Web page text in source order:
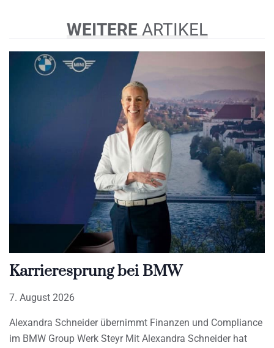
WEITEREARTIKEL
Karrieresprung bei BMW
7. August 2026
Alexandra Schneider übernimmt Finanzen und Compliance
im BMW Group Werk Steyr Mit Alexandra Schneider hat